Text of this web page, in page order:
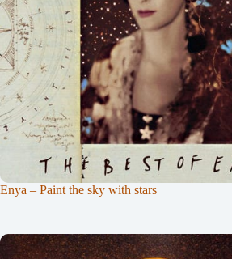
Enya – Paint the sky with stars